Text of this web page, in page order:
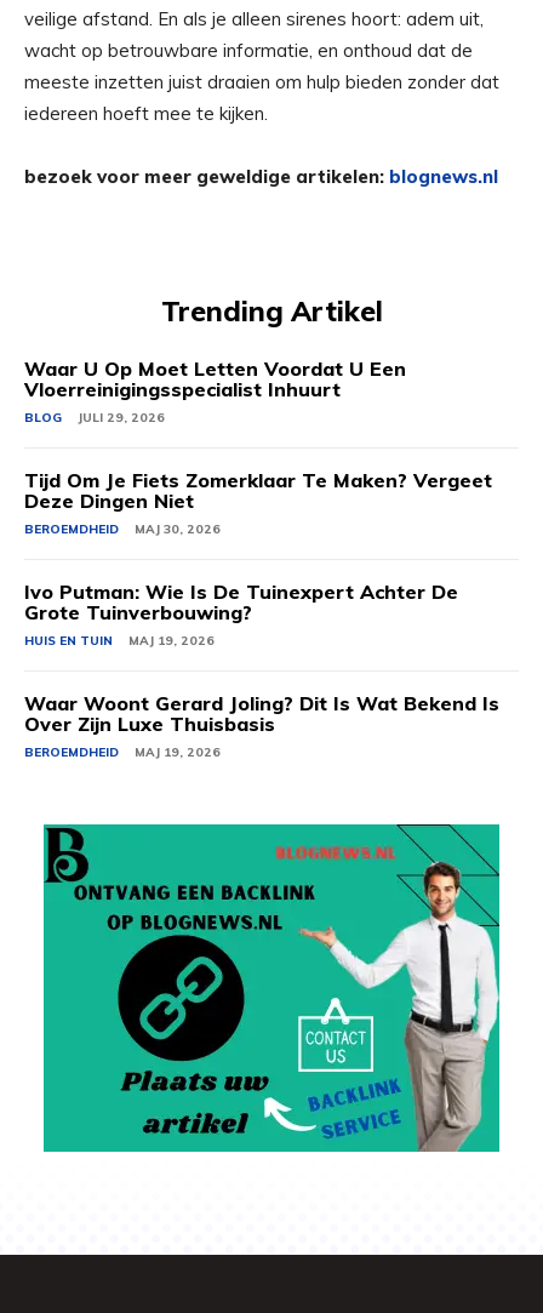
veilige afstand. En als je alleen sirenes hoort: adem uit,
wacht op betrouwbare informatie, en onthoud dat de
meeste inzetten juist draaien om hulp bieden zonder dat
iedereen hoeft mee te kijken.
bezoek voor meer geweldige artikelen: blognews.nl
Trending Artikel
Waar U Op Moet Letten Voordat U Een
Vloerreinigingsspecialist Inhuurt
BLOG JULI 29, 2026
Tijd Om Je Fiets Zomerklaar Te Maken? Vergeet
Deze Dingen Niet
BEROEMDHEID MAJ 30, 2026
Ivo Putman: Wie Is De Tuinexpert Achter De
Grote Tuinverbouwing?
HUIS EN TUIN MAJ 19, 2026
Waar Woont Gerard Joling? Dit Is Wat Bekend Is
Over Zijn Luxe Thuisbasis
BEROEMDHEID MAJ 19, 2026